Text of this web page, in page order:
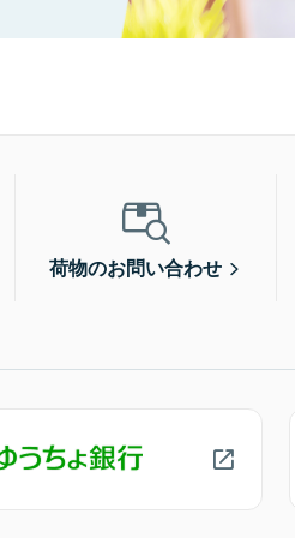
荷物のお問い合わせ